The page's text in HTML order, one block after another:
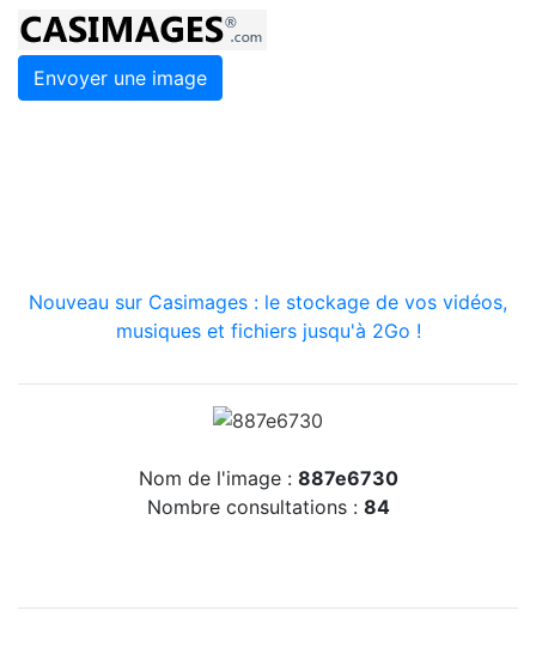
Envoyer une image
Nouveau sur Casimages : le stockage de vos vidéos,
musiques et fichiers jusqu'à 2Go !
Nom de l'image : 887e6730
Nombre consultations : 84